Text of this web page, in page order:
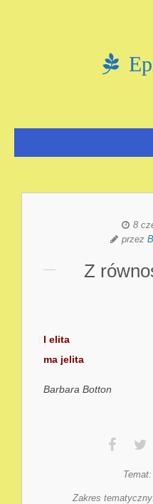
8
przez
Z
I elita
ma jelita
Barbara Botton
Temat:
Zakres